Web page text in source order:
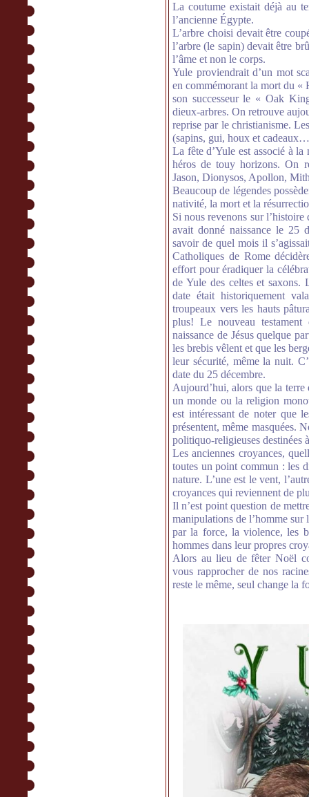
La coutume existait déjà au
l’ancienne Égypte.
L’arbre choisi devait être
l’arbre (le sapin) devait être
l’âme et non le corps.
Yule proviendrait d’un mot
en commémorant la mort du
son successeur le « Oak
dieux-arbres. On retrouve
reprise par le christianisme.
(sapins, gui, houx et
La fête d’Yule est associé à
héros de touy horizons. On
Jason, Dionysos, Apollon,
Beaucoup de légendes
nativité, la mort et la
Si nous revenons sur
avait donné naissance le 25
savoir de quel mois il
Catholiques de Rome
effort pour éradiquer la
de Yule des celtes et saxons.
date était historiquement
troupeaux vers les hauts
plus! Le nouveau
naissance de Jésus quelque
les brebis vêlent et que les
leur sécurité, même la nuit.
date du 25 décembre.
Aujourd’hui, alors que la terre
un monde ou la religion
est intéressant de noter que
présentent, même masquées.
politiquo-religieuses destinées
Les anciennes croyances,
toutes un point commun : les
nature. L’une est le vent,
croyances qui reviennent de
Il n’est point question de
manipulations de l’homme sur
par la force, la violence, les
hommes dans leur propres
Alors au lieu de fêter Noël
vous rapprocher de nos
reste le même, seul change la